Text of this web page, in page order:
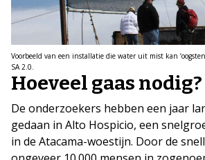
Voorbeeld van een installatie die water uit mist kan
SA 2.0.
Hoeveel gaas nodig?
De onderzoekers hebben een jaar
gedaan in Alto Hospicio, een
in de Atacama-woestijn. Door de